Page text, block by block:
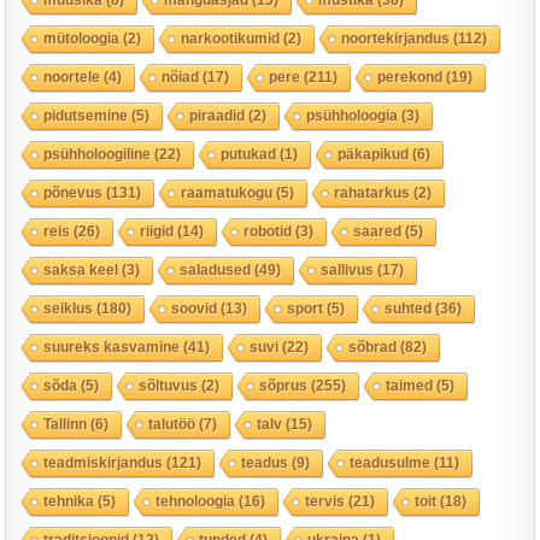
mütoloogia (2) narkootikumid(2) noortekirjandus (112)
noortele (4) nõiad(17) pere (211) perekond(19)
pidutsemine (5) piraadid(2) psühholoogia (3)
psühholoogiline (22) putukad(1) päkapikud(6)
põnevus (131) raamatukogu(5) rahatarkus (2)
reis (26) riigid(14) robotid(3) saared(5)
saksa keel(3) saladused(49) sallivus (17)
seiklus (180) soovid(13) sport(5) suhted(36)
suureks kasvamine (41) suvi(22) sõbrad(82)
sõda (5) sõltuvus (2) sõprus (255) taimed(5)
Tallinn(6) talutöö(7) talv(15)
teadmiskirjandus (121) teadus (9) teadusulme (11)
tehnika (5) tehnoloogia (16) tervis (21) toit(18)